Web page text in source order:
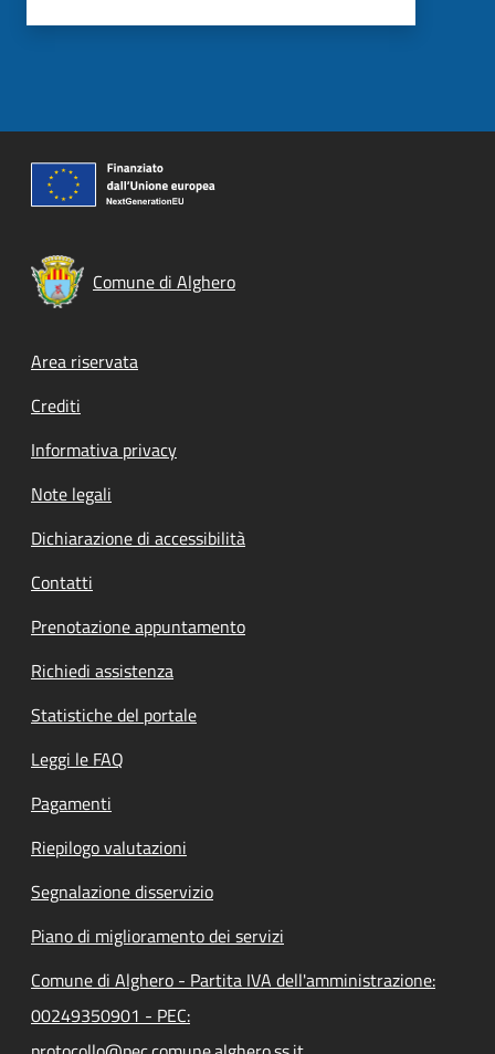
Comune di Alghero
Footer menu
Area riservata
Crediti
Informativa privacy
Note legali
Dichiarazione di accessibilità
Contatti
Prenotazione appuntamento
Richiedi assistenza
Statistiche del portale
Leggi le FAQ
Pagamenti
Riepilogo valutazioni
Segnalazione disservizio
Piano di miglioramento dei servizi
Comune di Alghero - Partita IVA dell'amministrazione:
00249350901 - PEC: